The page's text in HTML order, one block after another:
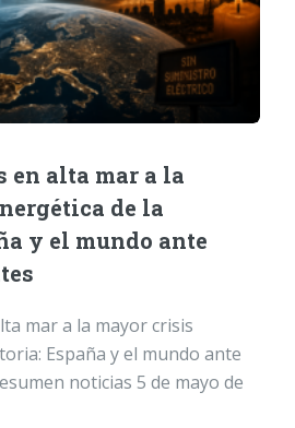
en alta mar a la
de la
y el mundo ante
mar a la mayor crisis
España y el mundo ante
noticias 5 de mayo de